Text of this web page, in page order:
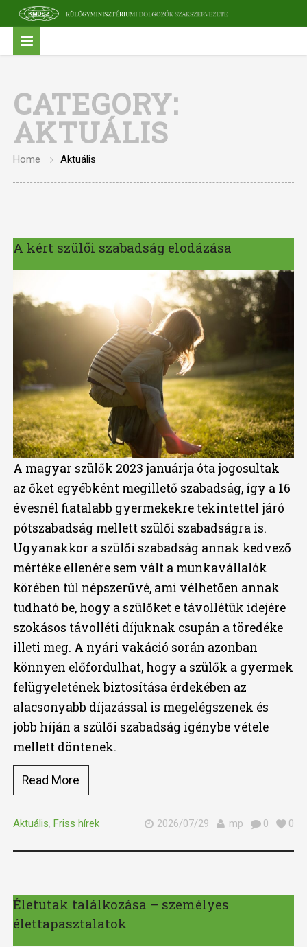
CATEGORY:
AKTUÁLIS
Home Aktuális
A kért szülői szabadság elodázása
A magyar szülők 2023 januárja óta jogosultak
az őket egyébként megillető szabadság, így a 16
évesnél fiatalabb gyermekekre tekintettel járó
pótszabadság mellett szülői szabadságra is.
Ugyanakkor a szülői szabadság annak kedvező
mértéke ellenére sem vált a munkavállalók
körében túl népszerűvé, ami vélhetően annak
tudható be, hogy a szülőket e távollétük idejére
szokásos távolléti díjuknak csupán a töredéke
illeti meg. A nyári vakáció során azonban
könnyen előfordulhat, hogy a szülők a gyermek
felügyeletének biztosítása érdekében az
alacsonyabb díjazással is megelégszenek és
jobb híján a szülői szabadság igénybe vétele
mellett döntenek.
Read More
Aktuális, Friss hírek 2026/07/29 mp 0 0
Életutak találkozása – személyes
élettapasztalatok